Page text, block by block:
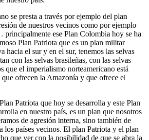
se presta a través por ejemplo del plan
de nuestros vecinos como por ejemplo
principalmente ese Plan Colombia hoy se ha
Plan Patriota que es un plan militar
hacia el sur y en el sur, tenemos las selvas
con las selvas brasileñas, con las selvas
que el imperialismo norteamericano está
que ofrecen la Amazonía y que ofrece el
Patriota que hoy se desarrolla y este Plan
en nuestro país, es un plan que nosotros
de agresión interna, sino también de
los países vecinos. El plan Patriota y el plan
que ver con la posibilidad de que se abra la